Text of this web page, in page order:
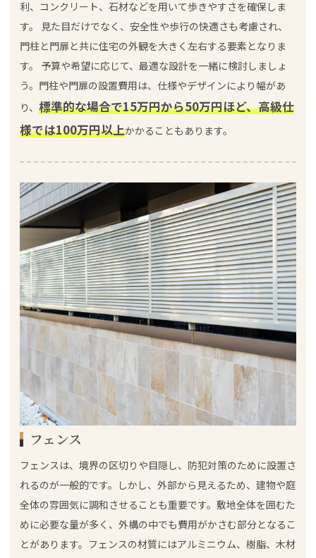
利、コンクリート、石材などを用いて歩きやすさを確保しま
す。 見た目だけでなく、安全性や歩行の快適さも考慮され、
門柱と門扉と共に住宅の外観を大きく左右する要素となりま
す。 予算や希望に応じて、最適な設計を一緒に検討しましょ
う。門柱や門扉の設置費用は、仕様やデザインにより幅があ
り、 標準的な場合で15万円から50万円ほど、高級仕
様では100万円以上かかることもあります。
フェンス
フェンスは、境界の区切りや目隠し、防犯対策のために設置さ
れるのが一般的です。しかし、外部から見えるため、建物や庭
全体の雰囲気に調和させることも重要です。敷地全体を囲むた
めに必要な量が多く、外構の中でも費用がかさむ部分となるこ
とがあります。フェンスの材質にはアルミニウム、樹脂、木材